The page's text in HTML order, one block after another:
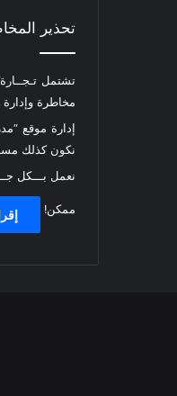
تحذير
تشتمل
مخاطرة
إدارة موقع
نكون كذلك
نعمل بـــكل
ممكن!